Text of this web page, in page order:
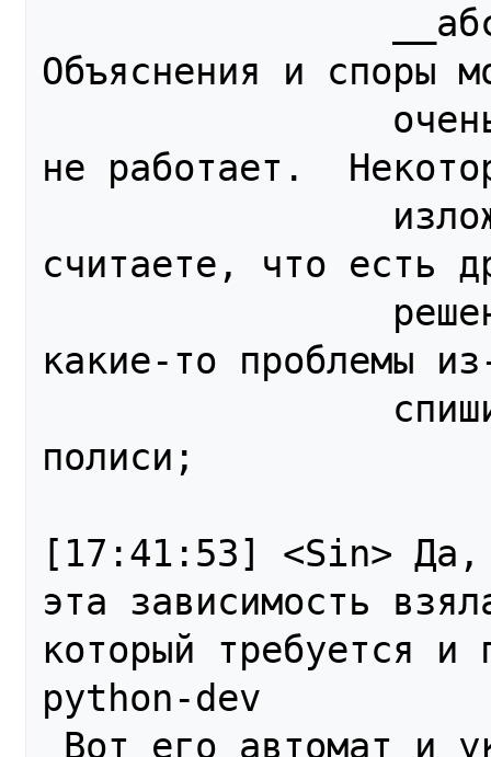
Объяснения и споры
не работает.
считаете, что есть
какие-то проблемы
полиси;
[17:41:53] <Sin> Да,
эта зависимость
который требуется и
python-dev